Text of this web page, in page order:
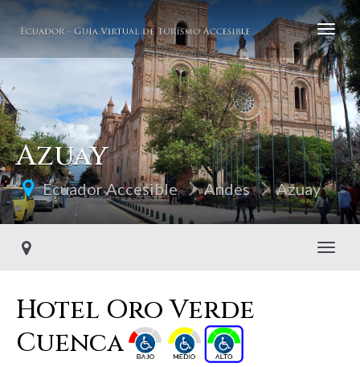
Azuay
Ecuador Accesible Andes Azuay
Hotel Oro Verde
Cuenca